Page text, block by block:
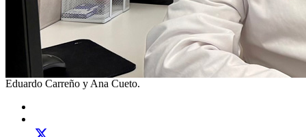
Eduardo Carreño y Ana Cueto.